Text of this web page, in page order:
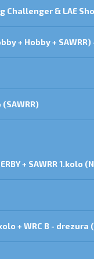
Challenger & LAE
+ Hobby +
+ SAWRR 1.kolo
+ WRC B - drezura